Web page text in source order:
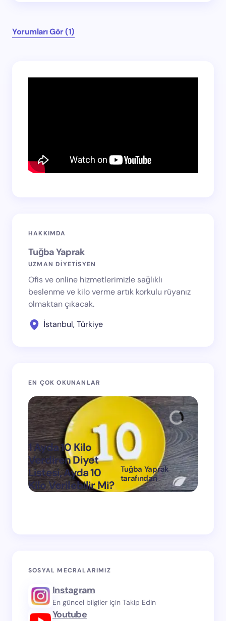
Yorumları Gör (1)
HAKKIMDA
Tuğba Yaprak
UZMAN DİYETİSYEN
Ofis ve online hizmetlerimizle sağlıklı
beslenme ve kilo verme artık korkulu rüyanız
olmaktan çıkacak.
İstanbul, Türkiye
EN ÇOK OKUNANLAR
1 Ayda 10 Kilo
Verdiren Diyet
Listesi, Ayda 10
Kilo Verilebilir Mi?
Tuğba Yaprak
tarafından
on Mart 11, 2024
SOSYAL MECRALARIMIZ
Instagram
En güncel bilgiler için Takip Edin
Youtube